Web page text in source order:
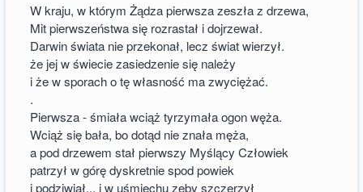
W kraju, w którym Żądza pierwsza zeszła z drzewa,
Mit pierwszeństwa się rozrastał i dojrzewał.
Darwin świata nie przekonał, lecz świat wierzył.
że jej w świecie zasiedzenie się należy
i że w sporach o tę własność ma zwyciężać.
.
Pierwsza - śmiała wciąż tyrzymała ogon węża.
Wciąż się bała, bo dotąd nie znała męża,
a pod drzewem stał pierwszy Myślący Człowiek
patrzył w górę dyskretnie spod powiek
i podziwiał... i w uśmiechu zęby szczerzył